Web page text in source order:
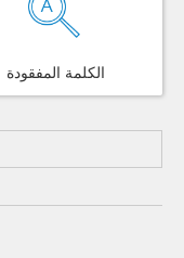
الكلمة المفقودة